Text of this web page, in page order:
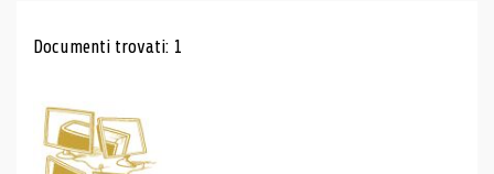
Risultati di ricerca
Documenti trovati: 1